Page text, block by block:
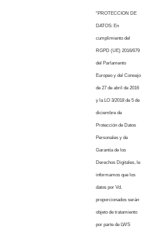
“PROTECCION DE
DATOS: En
cumplimiento del
RGPD (UE) 2016/679
del Parlamento
Europeo y del Consejo
de 27 de abril de 2016
y la LO 3/2018 de 5 de
diciembre de
Protección de Datos
Personales y de
Garantía de los
Derechos Digitales, le
informamos que los
datos por Vd.
proporcionados serán
objeto de tratamiento
por parte de LWS